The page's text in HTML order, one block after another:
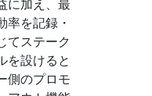
に加え、最
率を記録・
てステーク
を設けると
側のプロモ